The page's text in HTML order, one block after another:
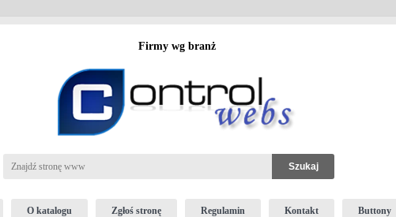
Firmy wg branż
O katalogu Zgłoś stronę Regulamin Kontakt Buttony